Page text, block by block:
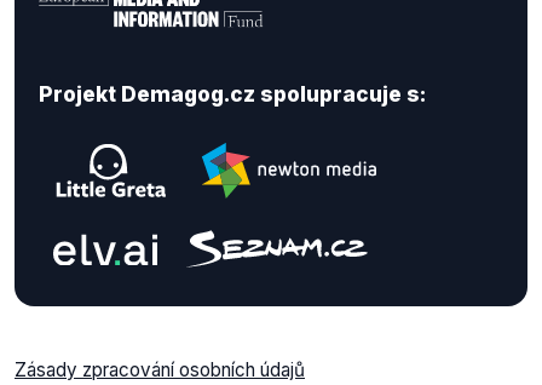
Projekt Demagog.cz spolupracuje s:
Zásady zpracování osobních údajů